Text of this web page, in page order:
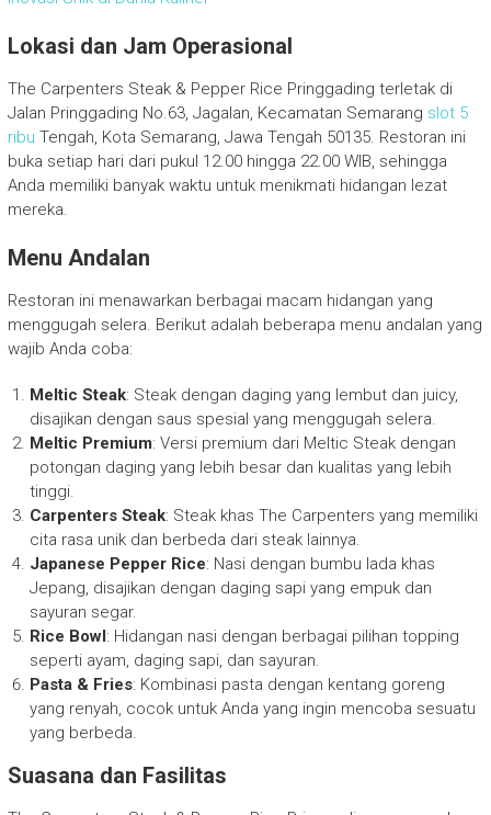
Lokasi dan Jam Operasional
The Carpenters Steak & Pepper Rice Pringgading terletak di
Jalan Pringgading No.63, Jagalan, Kecamatan Semarang slot 5
ribu Tengah, Kota Semarang, Jawa Tengah 50135. Restoran ini
buka setiap hari dari pukul 12.00 hingga 22.00 WIB, sehingga
Anda memiliki banyak waktu untuk menikmati hidangan lezat
mereka.
Menu Andalan
Restoran ini menawarkan berbagai macam hidangan yang
menggugah selera. Berikut adalah beberapa menu andalan yang
wajib Anda coba:
Meltic Steak: Steak dengan daging yang lembut dan juicy,
disajikan dengan saus spesial yang menggugah selera.
Meltic Premium: Versi premium dari Meltic Steak dengan
potongan daging yang lebih besar dan kualitas yang lebih
tinggi.
Carpenters Steak: Steak khas The Carpenters yang memiliki
cita rasa unik dan berbeda dari steak lainnya.
Japanese Pepper Rice: Nasi dengan bumbu lada khas
Jepang, disajikan dengan daging sapi yang empuk dan
sayuran segar.
Rice Bowl : Hidangan nasi dengan berbagai pilihan topping
seperti ayam, daging sapi, dan sayuran.
Pasta & Fries: Kombinasi pasta dengan kentang goreng
yang renyah, cocok untuk Anda yang ingin mencoba sesuatu
yang berbeda.
Suasana dan Fasilitas